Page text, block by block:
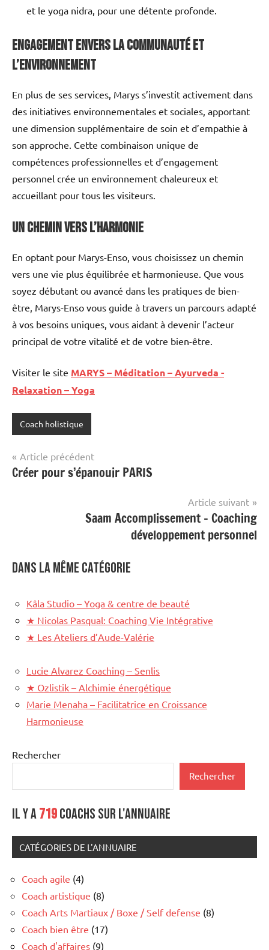
et le yoga nidra, pour une détente profonde.
Engagement envers la Communauté et
l’Environnement
En plus de ses services, Marys s’investit activement dans
des initiatives environnementales et sociales, apportant
une dimension supplémentaire de soin et d’empathie à
son approche. Cette combinaison unique de
compétences professionnelles et d’engagement
personnel crée un environnement chaleureux et
accueillant pour tous les visiteurs.
Un Chemin vers l’Harmonie
En optant pour Marys-Enso, vous choisissez un chemin
vers une vie plus équilibrée et harmonieuse. Que vous
soyez débutant ou avancé dans les pratiques de bien-
être, Marys-Enso vous guide à travers un parcours adapté
à vos besoins uniques, vous aidant à devenir l’acteur
principal de votre vitalité et de votre bien-être.
Visiter le site MARYS – Méditation – Ayurveda -
Relaxation – Yoga
Coach holistique
Navigation
de
Article précédent
Créer pour s’épanouir PARIS
Article suivant
Saam Accomplissement – Coaching
développement personnel
Dans la même catégorie
Kâla Studio – Yoga & centre de beauté
★ Nicolas Pasqual: Coaching Vie Intégrative
★ Les Ateliers d’Aude-Valérie
Lucie Alvarez Coaching – Senlis
★ Ozlistik – Alchimie énergétique
Marie Menaha – Facilitatrice en Croissance
Harmonieuse
Rechercher
Rechercher
Il y a719coachs sur l'annuaire
CATÉGORIES DE L'ANNUAIRE
Coach agile (4)
Coach artistique (8)
Coach Arts Martiaux / Boxe / Self defense (8)
Coach bien être (17)
Coach d'affaires (9)